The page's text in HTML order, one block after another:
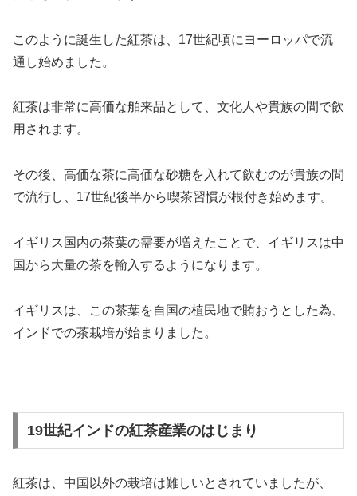
このように誕生した紅茶は、17世紀頃にヨーロッパで流
通し始めました。
紅茶は非常に高価な舶来品として、文化人や貴族の間で飲
用されます。
その後、高価な茶に高価な砂糖を入れて飲むのが貴族の間
で流行し、17世紀後半から喫茶習慣が根付き始めます。
イギリス国内の茶葉の需要が増えたことで、イギリスは中
国から大量の茶を輸入するようになります。
イギリスは、この茶葉を自国の植民地で賄おうとした為、
インドでの茶栽培が始まりました。
19世紀インドの紅茶産業のはじまり
紅茶は、中国以外の栽培は難しいとされていましたが、